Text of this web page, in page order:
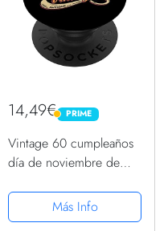
14,49€ PRIME
PRIME
Vintage 60 cumpleaños
día de noviembre de
PopSockets PopGrip
Intercambiable
Más Info